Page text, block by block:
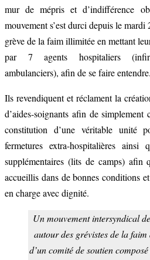
mur de mépris et d’indifférence
mouvement s’est durci depuis le
grève de la faim illimitée en mettant
par 7 agents hospitaliers
ambulanciers), afin de se faire entendre.
Ils revendiquent et réclament la
d’aides-soignants afin de
constitution d’une véritable unité
fermetures extra-hospitalières
supplémentaires (lits de camps) afin
accueillis dans de bonnes conditions
en charge avec dignité.
Un mouvement intersyndical
autour des grévistes de la
d’un comité de soutien